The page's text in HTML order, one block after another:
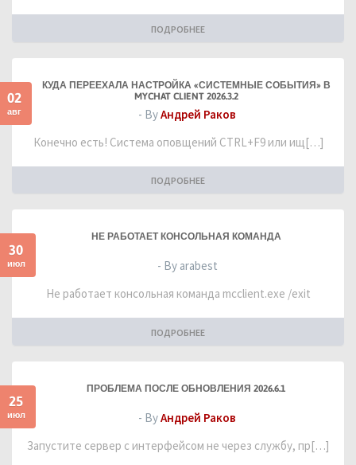
ПОДРОБНЕЕ
02
авг
КУДА ПЕРЕЕХАЛА НАСТРОЙКА «СИСТЕМНЫЕ СОБЫТИЯ» В
MYCHAT CLIENT 2026.3.2
- ByАндрей Раков
Конечно есть! Система оповщений CTRL+F9 или ищ[…]
ПОДРОБНЕЕ
30
июл
НЕ РАБОТАЕТ КОНСОЛЬНАЯ КОМАНДА
- By arabest
Не работает консольная команда mcclient.exe /exit
ПОДРОБНЕЕ
25
июл
ПРОБЛЕМА ПОСЛЕ ОБНОВЛЕНИЯ 2026.6.1
- ByАндрей Раков
Запустите сервер с интерфейсом не через службу, пр[…]